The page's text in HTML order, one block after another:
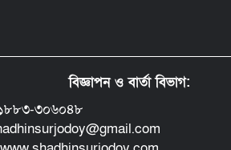
বিজ্ঞাপন ও বার্তা বিভাগ:
৩০৬০৪৮